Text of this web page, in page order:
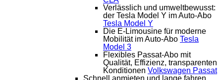
Verlässlich und umweltbewusst:
der Tesla Model Y im Auto-Abo
Tesla Model Y
Die E-Limousine für moderne
Mobilität im Auto-Abo Tesla
Model 3
Flexibles Passat-Abo mit
Qualität, Effizienz, transparenten
Konditionen Volkswagen Passat
Schnell anmieten und lange fahren